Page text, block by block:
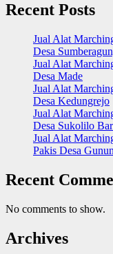
Recent Posts
Jual Alat
Desa
Jual Alat
Desa Made
Jual Alat
Desa Kedungrejo
Jual Alat
Desa Sukolilo
Jual Alat
Pakis Desa
Recent
No comments to show.
Archives